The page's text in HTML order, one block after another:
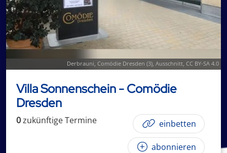
Derbrauni, Comödie Dresden (3), Ausschnitt, CC BY-SA 4.0
Villa Sonnenschein - Comödie
Dresden
0zukünftigeTermine einbetten
abonnieren